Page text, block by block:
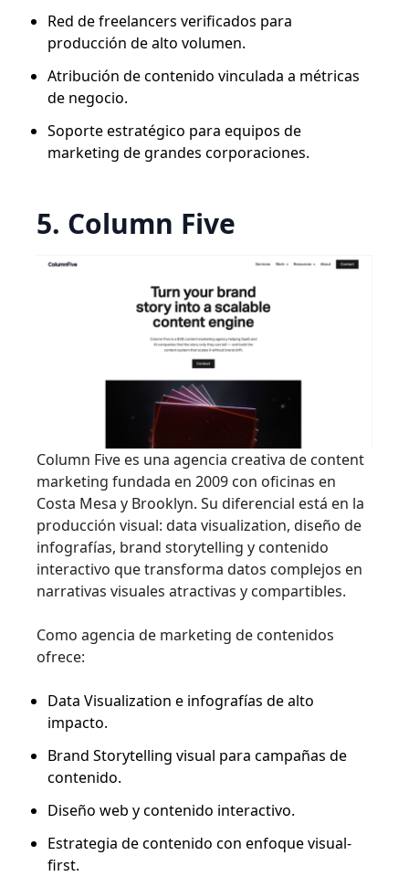
Red de freelancers verificados para
producción de alto volumen.
Atribución de contenido vinculada a métricas
de negocio.
Soporte estratégico para equipos de
marketing de grandes corporaciones.
5. Column Five
Column Five es una agencia creativa de content
marketing fundada en 2009 con oficinas en
Costa Mesa y Brooklyn. Su diferencial está en la
producción visual: data visualization, diseño de
infografías, brand storytelling y contenido
interactivo que transforma datos complejos en
narrativas visuales atractivas y compartibles.
Como agencia de marketing de contenidos
ofrece:
Data Visualization e infografías de alto
impacto.
Brand Storytelling visual para campañas de
contenido.
Diseño web y contenido interactivo.
Estrategia de contenido con enfoque visual-
first.